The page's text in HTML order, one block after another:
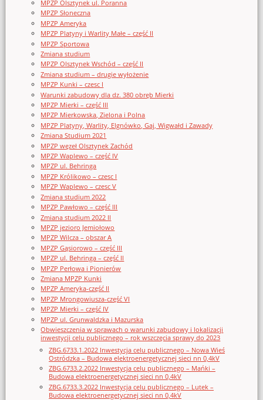
MPZP Olsztynek ul. Poranna
MPZP Słoneczna
MPZP Ameryka
MPZP Platyny i Warlity Małe – część II
MPZP Sportowa
Zmiana studium
MPZP Olsztynek Wschód – część II
Zmiana studium – drugie wyłożenie
MPZP Kunki – czesc I
Warunki zabudowy dla dz. 380 obręb Mierki
MPZP Mierki – część III
MPZP Mierkowska, Zielona i Polna
MPZP Platyny, Warlity, Elgnówko, Gaj, Wigwałd i Zawady
Zmiana Studium 2021
MPZP węzeł Olsztynek Zachód
MPZP Waplewo – część IV
MPZP ul. Behringa
MPZP Królikowo – czesc I
MPZP Waplewo – czesc V
Zmiana studium 2022
MPZP Pawłowo – część III
Zmiana studium 2022 II
MPZP jezioro Jemiołowo
MPZP Wilcza – obszar A
MPZP Gąsiorowo – część III
MPZP ul. Behringa – część II
MPZP Perłowa i Pionierów
Zmiana MPZP Kunki
MPZP Ameryka-część II
MPZP Mrongowiusza-część VI
MPZP Mierki – część IV
MPZP ul. Grunwaldzka i Mazurska
Obwieszczenia w sprawach o warunki zabudowy i lokalizacji
inwestycji celu publicznego – rok wszczęcia sprawy do 2023
ZBG.6733.1.2022 Inwestycja celu publicznego – Nowa Wieś
Ostródzka – Budowa elektroenergetycznej sieci nn 0,4kV
ZBG.6733.2.2022 Inwestycja celu publicznego – Mańki –
Budowa elektroenergetycznej sieci nn 0,4kV
ZBG.6733.3.2022 Inwestycja celu publicznego – Lutek –
Budowa elektroenergetycznej sieci nn 0,4kV